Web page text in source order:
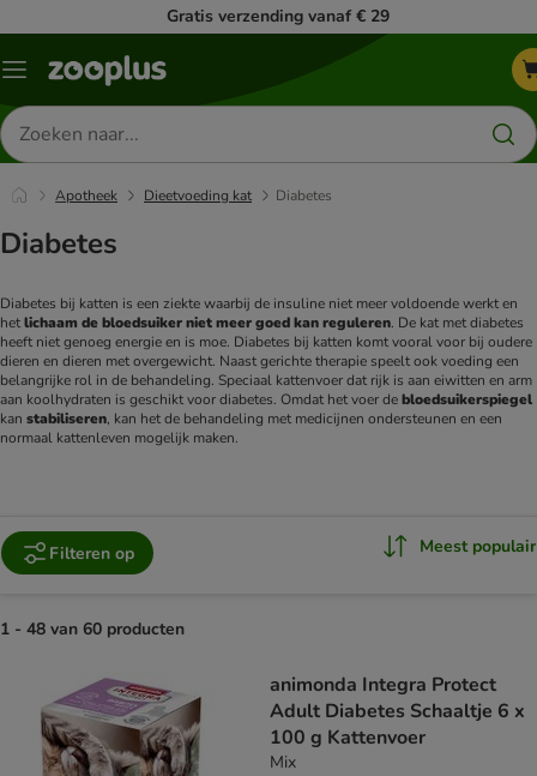
Gratis verzending vanaf € 29
Menu
Zoeken
naar
producten
Apotheek Dieetvoeding kat Diabetes
Diabetes
Diabetes bij katten is een ziekte waarbij de insuline niet meer voldoende werkt en
hetlichaam de bloedsuiker niet meer goed kan reguleren. De kat met diabetes
heeft niet genoeg energie en is moe. Diabetes bij katten komt vooral voor bij oudere
dieren en dieren met overgewicht. Naast gerichte therapie speelt ook voeding een
belangrijke rol in de behandeling. Speciaal kattenvoer dat rijk is aan eiwitten en arm
aan koolhydraten is geschikt voor diabetes. Omdat het voer debloedsuikerspiegel
kan stabiliseren, kan het de behandeling met medicijnen ondersteunen en een
normaal kattenleven mogelijk maken.
Filteren op Meest populair
1 - 48 van 60 producten
animonda Integra Protect
Adult Diabetes Schaaltje 6 x
100 g Kattenvoer
Mix